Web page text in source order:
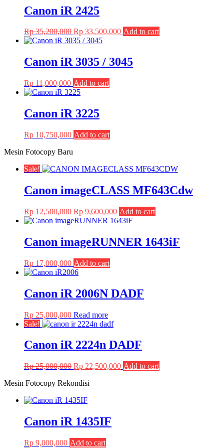
Rp 12,500,000.
Canon iR 2425
Rp35,200,000 Original
price
Rp 35,200,000.
Rp 33,500,000Current
Rp 33,500,000.
Add to cart
Canon iR 3035 / 3045
Rp 11,000,000 Add to cart
Canon iR 3225
Rp 10,750,000 Add to cart
Mesin Fotocopy Baru
Sale!
Canon imageCLASS MF643Cdw
Rp12,500,000 Original
price
Rp 12,500,000.
Rp 9,600,000Current
price
Rp 9,600,000.
Add to cart
Canon imageRUNNER 1643iF
Rp 17,000,000 Add to cart
Canon iR 2006N DADF
Rp 25,000,000 Read more
Sale!
Canon iR 2224n DADF
Rp25,000,000 Original
was:
Rp 22,500,000Current
Add to cart
Mesin Fotocopy Rekondisi
Canon iR 1435IF
Rp 9,000,000 Add to cart